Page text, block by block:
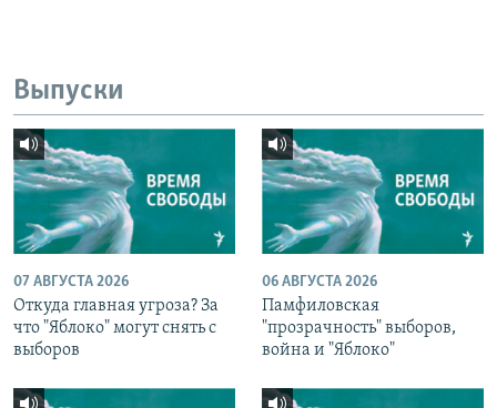
Выпуски
07 АВГУСТА 2026
Откуда главная угроза? За
что "Яблоко" могут снять с
выборов
06 АВГУСТА 2026
Памфиловская
"прозрачность" выборов,
война и "Яблоко"